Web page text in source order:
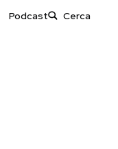
Podcast